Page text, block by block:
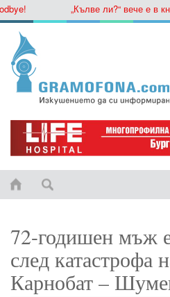
„Кълве ли?“ вече е в
72-годишен мъж
след катастрофа
Карнобат –